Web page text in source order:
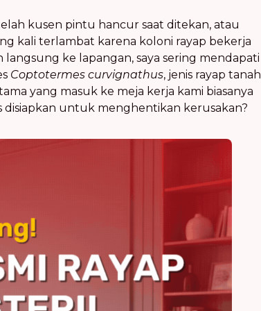
kusen pintu hancur saat ditekan, atau
kali terlambat karena koloni rayap bekerja
ke lapangan, saya sering mendapati
Coptotermes curvignathus, jenis rayap tanah
yang masuk ke meja kerja kami biasanya
disiapkan untuk menghentikan kerusakan?